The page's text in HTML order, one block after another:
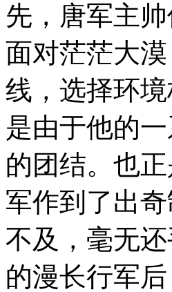
先，唐军主
面对茫茫大
线，选择环
是由于他的
的团结。也
军作到了出
不及，毫无
的漫长行军